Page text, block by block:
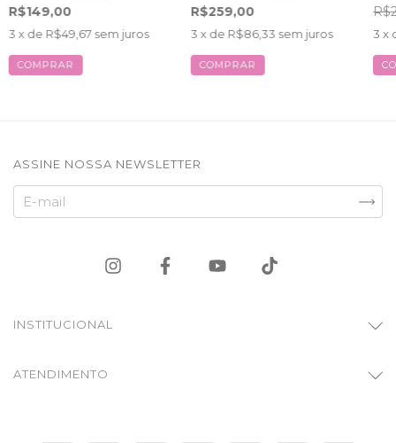
R$149,00
3 x de R$49,67sem juros
COMPRAR
R$259,00
3 x de R$86,33 sem juros
COMPRAR
3 x
ASSINE NOSSA NEWSLETTER
INSTITUCIONAL
ATENDIMENTO